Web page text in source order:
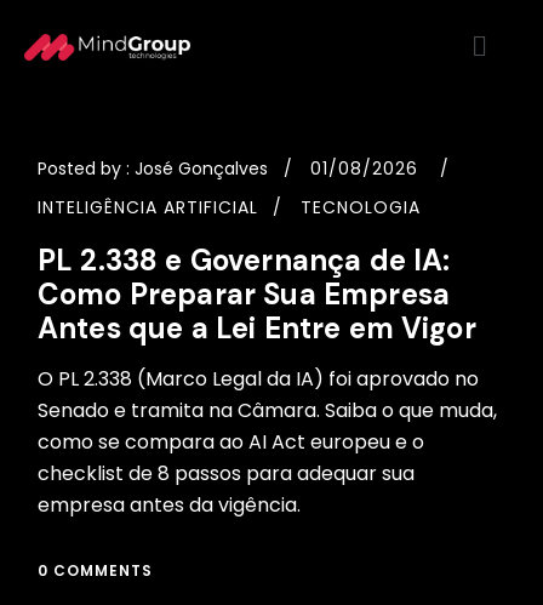
Posted by : José Gonçalves
01/08/2026
INTELIGÊNCIA ARTIFICIAL
TECNOLOGIA
PL 2.338 e Governança de IA:
Como Preparar Sua Empresa
Antes que a Lei Entre em Vigor
O PL 2.338 (Marco Legal da IA) foi aprovado no
Senado e tramita na Câmara. Saiba o que muda,
como se compara ao AI Act europeu e o
checklist de 8 passos para adequar sua
empresa antes da vigência.
0 COMMENTS